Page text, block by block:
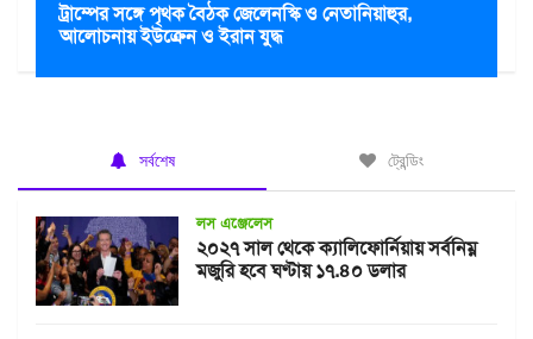
ট্রাম্পের সঙ্গে পৃথক বৈঠক জেলেনস্কি ও নেতানিয়াহুর,
আলোচনায় ইউক্রেন ও ইরান যুদ্ধ
সর্বশেষ ট্রেন্ডিং
লস এঞ্জেলেস
২০২৭ সাল থেকে ক্যালিফোর্নিয়ায় সর্বনিম্ন
মজুরি হবে ঘণ্টায় ১৭.৪০ ডলার